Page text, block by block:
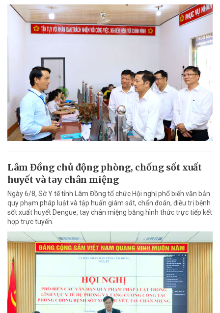
Lâm Đồng chủ động phòng, chống sốt xuất
huyết và tay chân miệng
Ngày 6/8, Sở Y tế tỉnh Lâm Đồng tổ chức Hội nghị phổ biến văn bản
quy phạm pháp luật và tập huấn giám sát, chẩn đoán, điều trị bệnh
sốt xuất huyết Dengue, tay chân miệng bằng hình thức trực tiếp kết
hợp trực tuyến.